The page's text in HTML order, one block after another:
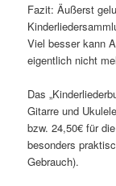
Fazit: Äußerst
Viel besser kann
eigentlich nicht
Das
Gitarre und
bzw. 24,50€ für
besonders
Gebrauch).